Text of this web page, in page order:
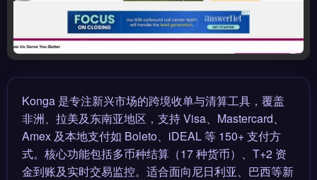
Konga 是专注新兴市场的跨境收单与清算工具，覆盖
非洲、拉美及东南亚地区，支持 Visa、Mastercard、
Amex 及本地支付如 Boleto、iDEAL 等 150+ 支付方
式。核心功能包括多币种结算（17 种货币）、T+2 资
金到账及实时交易监控。适合面向尼日利亚、巴西等新